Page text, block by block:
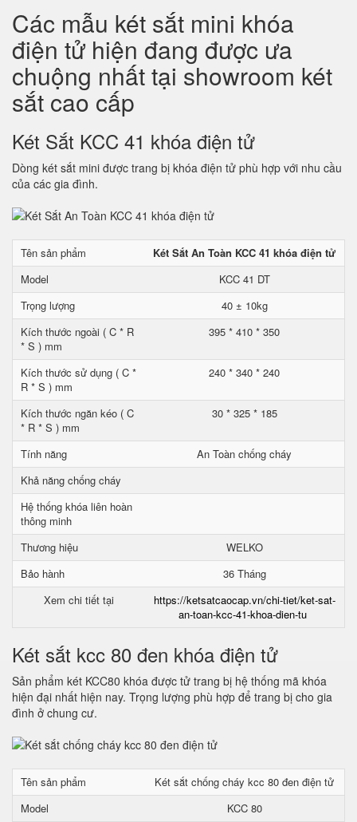
Các mẫu két sắt mini khóa
điện tử hiện đang được ưa
chuộng nhất tại showroom két
sắt cao cấp
Két Sắt KCC 41 khóa điện tử
Dòng két sắt mini được trang bị khóa điện tử phù hợp với nhu cầu
của các gia đình.
Tên sản phẩm
Két Sắt An Toàn KCC 41 khóa điện tử
Model
KCC 41 DT
Trọng lượng
40 ± 10kg
Kích thước ngoài ( C * R
* S ) mm
395 * 410 * 350
Kích thước sử dụng ( C *
R * S ) mm
240 * 340 * 240
Kích thước ngăn kéo ( C
* R * S ) mm
30 * 325 * 185
Tính năng
An Toàn chống cháy
Khả năng chống cháy
Hệ thống khóa liên hoàn
thông minh
Thương hiệu
WELKO
Bảo hành
36 Tháng
Xem chi tiết tại
https://ketsatcaocap.vn/chi-tiet/ket-sat-
an-toan-kcc-41-khoa-dien-tu
Két sắt kcc 80 đen khóa điện tử
Sản phẩm két KCC80 khóa được tử trang bị hệ thống mã khóa
hiện đại nhất hiện nay. Trọng lượng phù hợp để trang bị cho gia
đình ở chung cư.
Tên sản phẩm
Két sắt chống cháy kcc 80 đen điện tử
Model
KCC 80